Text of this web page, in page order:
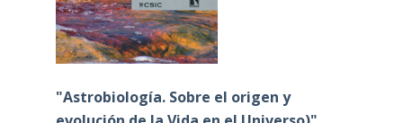
"Astrobiología. Sobre el origen y